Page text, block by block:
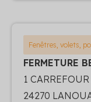
Fenêtres, volets,
FERMETURE
1
24270